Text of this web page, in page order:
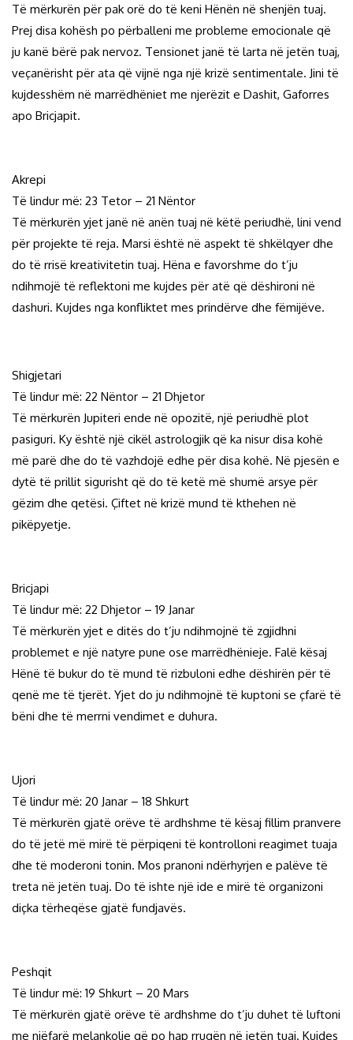
Të mërkurën për pak orë do të keni Hënën në shenjën tuaj.
Prej disa kohësh po përballeni me probleme emocionale që
ju kanë bërë pak nervoz. Tensionet janë të larta në jetën tuaj,
veçanërisht për ata që vijnë nga një krizë sentimentale. Jini të
kujdesshëm në marrëdhëniet me njerëzit e Dashit, Gaforres
apo Bricjapit.
Akrepi
Të lindur më: 23 Tetor – 21 Nëntor
Të mërkurën yjet janë në anën tuaj në këtë periudhë, lini vend
për projekte të reja. Marsi është në aspekt të shkëlqyer dhe
do të rrisë kreativitetin tuaj. Hëna e favorshme do t’ju
ndihmojë të reflektoni me kujdes për atë që dëshironi në
dashuri. Kujdes nga konfliktet mes prindërve dhe fëmijëve.
Shigjetari
Të lindur më: 22 Nëntor – 21 Dhjetor
Të mërkurën Jupiteri ende në opozitë, një periudhë plot
pasiguri. Ky është një cikël astrologjik që ka nisur disa kohë
më parë dhe do të vazhdojë edhe për disa kohë. Në pjesën e
dytë të prillit sigurisht që do të ketë më shumë arsye për
gëzim dhe qetësi. Çiftet në krizë mund të kthehen në
pikëpyetje.
Bricjapi
Të lindur më: 22 Dhjetor – 19 Janar
Të mërkurën yjet e ditës do t’ju ndihmojnë të zgjidhni
problemet e një natyre pune ose marrëdhënieje. Falë kësaj
Hënë të bukur do të mund të rizbuloni edhe dëshirën për të
qenë me të tjerët. Yjet do ju ndihmojnë të kuptoni se çfarë të
bëni dhe të merrni vendimet e duhura.
Ujori
Të lindur më: 20 Janar – 18 Shkurt
Të mërkurën gjatë orëve të ardhshme të kësaj fillim pranvere
do të jetë më mirë të përpiqeni të kontrolloni reagimet tuaja
dhe të moderoni tonin. Mos pranoni ndërhyrjen e palëve të
treta në jetën tuaj. Do të ishte një ide e mirë të organizoni
diçka tërheqëse gjatë fundjavës.
Peshqit
Të lindur më: 19 Shkurt – 20 Mars
Të mërkurën gjatë orëve të ardhshme do t’ju duhet të luftoni
me njëfarë melankolie që po hap rrugën në jetën tuaj. Kujdes